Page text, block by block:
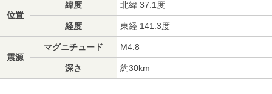
位置
緯度 北緯 37.1度
経度 東経 141.3度
震源
マグニチュード M4.8
深さ 約30km